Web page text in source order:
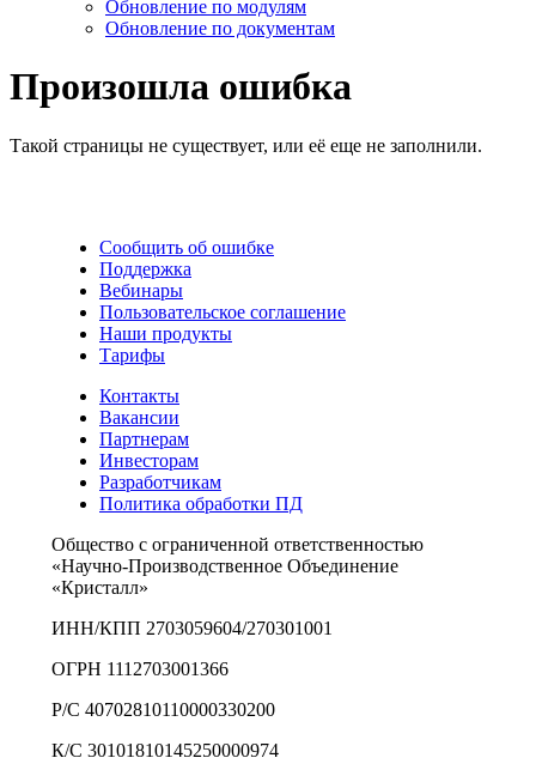
Обновление по модулям
Обновление по документам
Произошла ошибка
Такой страницы не существует, или её еще не заполнили.
Сообщить об ошибке
Поддержка
Вебинары
Пользовательское соглашение
Наши продукты
Тарифы
Контакты
Вакансии
Партнерам
Инвесторам
Разработчикам
Политика обработки ПД
Общество с ограниченной ответственностью
«Научно-Производственное Объединение
«Кристалл»
ИНН/КПП 2703059604/270301001
ОГРН 1112703001366
Р/С 40702810110000330200
К/С 30101810145250000974